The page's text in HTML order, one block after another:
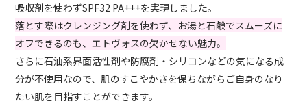
吸収剤を使わずSPF32 PA+++を実現しました。
落とす際はクレンジング剤を使わず、お湯と石鹸でスムーズに
オフできるのも、エトヴォスの欠かせない魅力。
さらに石油系界面活性剤や防腐剤・シリコンなどの気になる成
分が不使用なので、肌のすこやかさを保ちながらご自身のなり
たい肌を目指すことができます。